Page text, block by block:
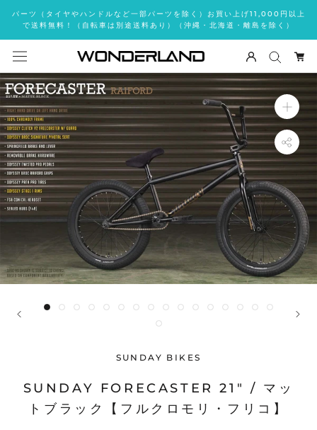
ッ
し
て
コ
ン
テ
ン
ツ
に
移
動
パーツ（タイヤやハンドルなど一部パーツを除く）お買い上げ11,000円以上
で送料無料！（自転車は別途送料あり）（沖縄・北海道・離島を除く）
SUNDAY BIKES
SUNDAY FORECASTER 21" / マッ
トブラック【フルクロモリ・フリコ】